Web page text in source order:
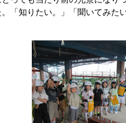
「知りたい。」「聞いてみた